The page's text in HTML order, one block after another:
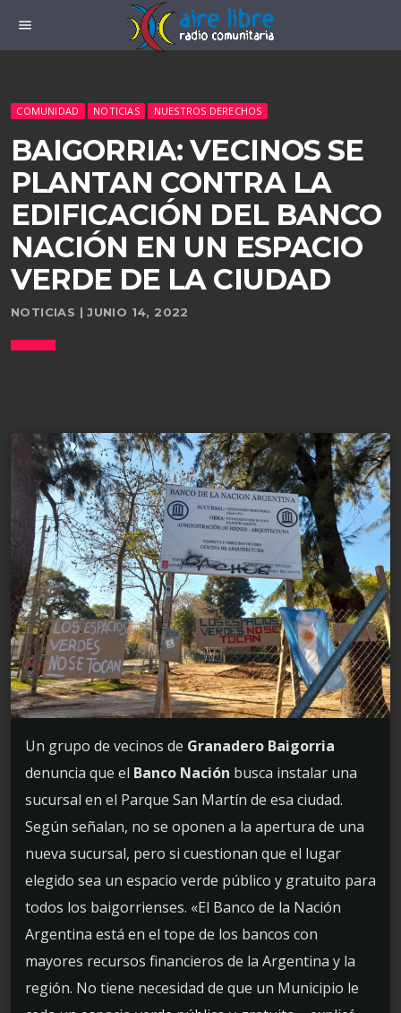
menu
COMUNIDAD NOTICIAS NUESTROS DERECHOS
BAIGORRIA: VECINOS SE
PLANTAN CONTRA LA
EDIFICACIÓN DEL BANCO
NACIÓN EN UN ESPACIO
VERDE DE LA CIUDAD
NOTICIAS | JUNIO 14, 2022
Un grupo de vecinos de Granadero Baigorria
denuncia que el Banco Nación busca instalar una
sucursal en el Parque San Martín de esa ciudad.
Según señalan, no se oponen a la apertura de una
nueva sucursal, pero si cuestionan que el lugar
elegido sea un espacio verde público y gratuito para
todos los baigorrienses. «El Banco de la Nación
Argentina está en el tope de los bancos con
mayores recursos financieros de la Argentina y la
región. No tiene necesidad de que un Municipio le